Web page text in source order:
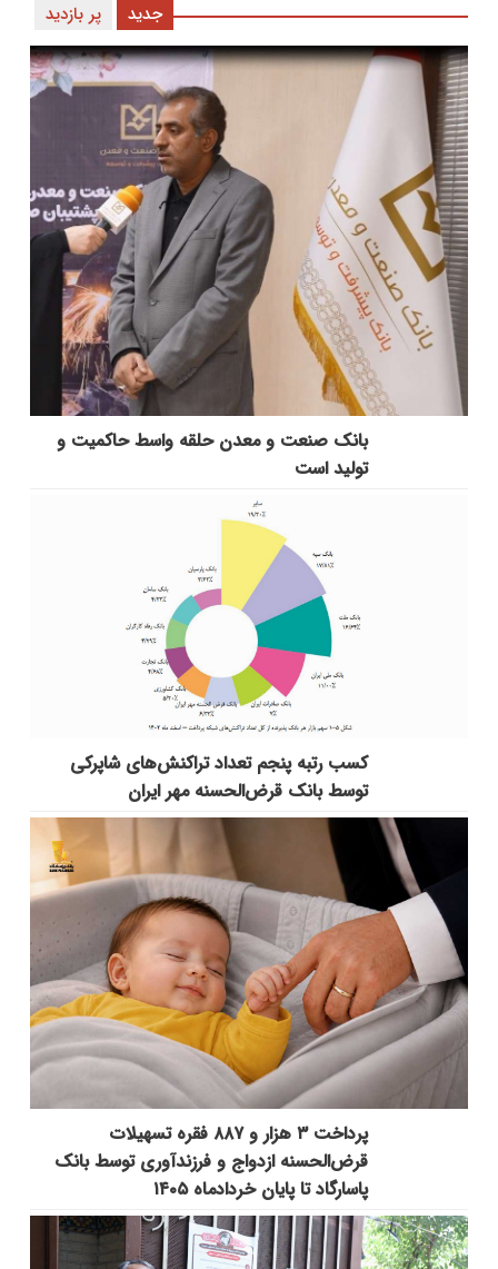
پر بازدید جدید
بانك صنعت و معدن حلقه واسط حاكمیت و
تولید است
کسب رتبه پنجم تعداد تراکنش‌های شاپرکی
توسط بانک قرض‌الحسنه مهر ایران
پرداخت ۳ هزار و ۸۸۷ فقره تسهیلات
قرض‌الحسنه ازدواج و فرزندآوری توسط بانک
پاسارگاد تا پایان خردادماه ۱۴۰۵